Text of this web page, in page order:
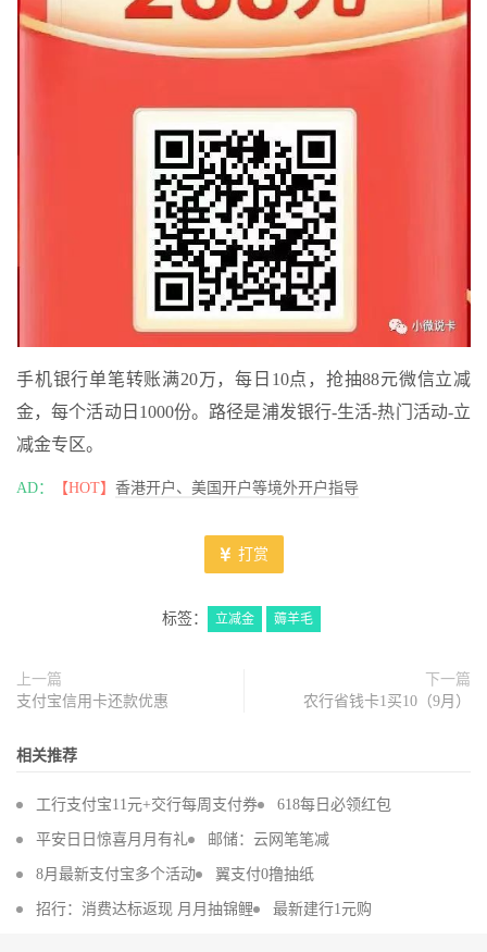
手机银行单笔转账满20万，每日10点，抢抽88元微信立减
金，每个活动日1000份。路径是浦发银行-生活-热门活动-立
减金专区。
AD： 【HOT】 香港开户、美国开户等境外开户指导
打赏
标签： 立减金 薅羊毛
上一篇
支付宝信用卡还款优惠
下一篇
农行省钱卡1买10（9月）
相关推荐
工行支付宝11元+交行每周支付券 618每日必领红包
平安日日惊喜月月有礼 邮储：云网笔笔减
8月最新支付宝多个活动 翼支付0撸抽纸
招行：消费达标返现 月月抽锦鲤 最新建行1元购